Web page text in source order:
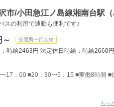
市/小田急江ノ島線湘南台駅（
スの利用で通勤も便利です♪
～ 交通費一部支給
時給2463円 法定休日時給：時給2660
17：00 ■20：30〜5：15 ■実働8時間
もっ